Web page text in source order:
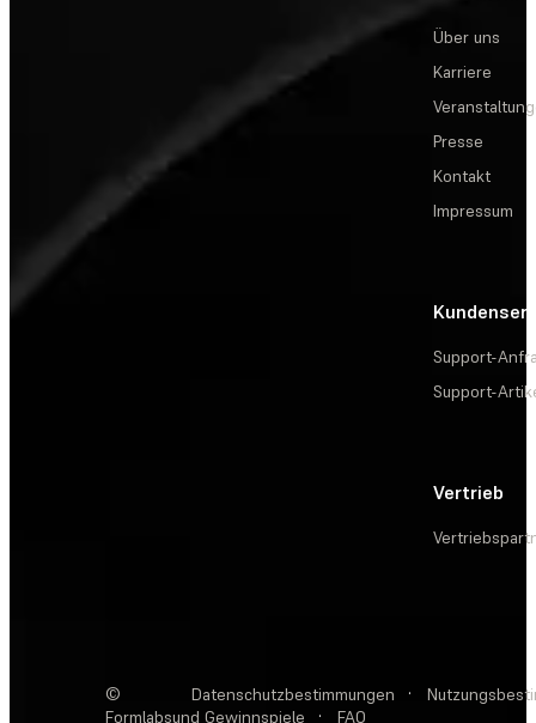
Über uns
Karriere
Presse
Kontakt
Impressum
Support-
Support-
Vertrieb
©
Formlabs
Datenschutzbestimmungen ·
und Gewinnspiele
· FAQ